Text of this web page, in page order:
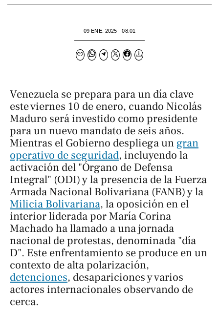
09 ENE. 2025 - 08:01
Venezuela se prepara para un día clave
este viernes 10 de enero, cuando Nicolás
Maduro será investido como presidente
para un nuevo mandato de seis años.
Mientras el Gobierno despliega un gran
operativo de seguridad, incluyendo la
activación del "Órgano de Defensa
Integral" (ODI) y la presencia de la Fuerza
Armada Nacional Bolivariana (FANB) y la
Milicia Bolivariana, la oposición en el
interior liderada por María Corina
Machado ha llamado a una jornada
nacional de protestas, denominada "día
D". Este enfrentamiento se produce en un
contexto de alta polarización,
detenciones, desapariciones y varios
actores internacionales observando de
cerca.